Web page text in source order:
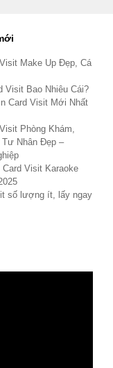
Make Up Đẹp, Cá
Visit Bao Nhiêu Cái?
Card Visit Mới Nhất
Phòng Khám,
Tư Nhân Đẹp –
Card Visit Karaoke
số lượng ít, lấy ngay